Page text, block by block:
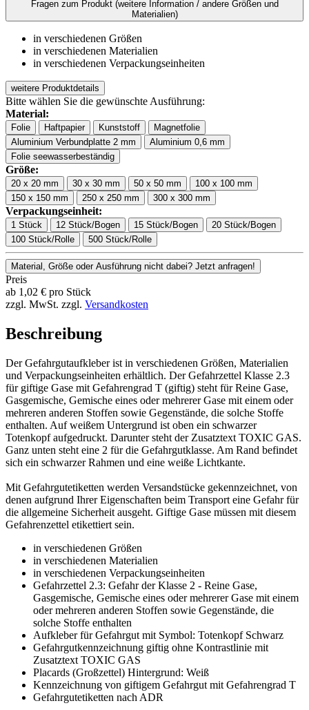
Fragen zum Produkt (weitere Information / andere Größen und
Materialien)
in verschiedenen Größen
in verschiedenen Materialien
in verschiedenen Verpackungseinheiten
weitere Produktdetails
Bitte wählen Sie die gewünschte Ausführung:
Material:
Folie Haftpapier Kunststoff
Magnetfolie
Aluminium Verbundplatte 2 mm
Aluminium 0,6 mm
Folie seewasserbeständig
Größe:
20 x 20 mm 30 x 30 mm 50 x 50 mm
100 x 100 mm
150 x 150 mm
250 x 250 mm 300 x 300 mm
Verpackungseinheit:
1 Stück 12 Stück/Bogen 15 Stück/Bogen
20 Stück/Bogen
100 Stück/Rolle
500 Stück/Rolle
Material, Größe oder Ausführung nicht dabei? Jetzt anfragen!
Preis
ab 1,02 € pro Stück
zzgl. MwSt. zzgl. Versandkosten
Beschreibung
Der Gefahrgutaufkleber ist in verschiedenen Größen, Materialien
und Verpackungseinheiten erhältlich. Der Gefahrzettel Klasse 2.3
für giftige Gase mit Gefahrengrad T (giftig) steht für Reine Gase,
Gasgemische, Gemische eines oder mehrerer Gase mit einem oder
mehreren anderen Stoffen sowie Gegenstände, die solche Stoffe
enthalten. Auf weißem Untergrund ist oben ein schwarzer
Totenkopf aufgedruckt. Darunter steht der Zusatztext TOXIC GAS.
Ganz unten steht eine 2 für die Gefahrgutklasse. Am Rand befindet
sich ein schwarzer Rahmen und eine weiße Lichtkante.
Mit Gefahrgutetiketten werden Versandstücke gekennzeichnet, von
denen aufgrund Ihrer Eigenschaften beim Transport eine Gefahr für
die allgemeine Sicherheit ausgeht. Giftige Gase müssen mit diesem
Gefahrenzettel etikettiert sein.
in verschiedenen Größen
in verschiedenen Materialien
in verschiedenen Verpackungseinheiten
Gefahrzettel 2.3: Gefahr der Klasse 2 - Reine Gase,
Gasgemische, Gemische eines oder mehrerer Gase mit einem
oder mehreren anderen Stoffen sowie Gegenstände, die
solche Stoffe enthalten
Aufkleber für Gefahrgut mit Symbol: Totenkopf Schwarz
Gefahrgutkennzeichnung giftig ohne Kontrastlinie mit
Zusatztext TOXIC GAS
Placards (Großzettel) Hintergrund: Weiß
Kennzeichnung von giftigem Gefahrgut mit Gefahrengrad T
Gefahrgutetiketten nach ADR